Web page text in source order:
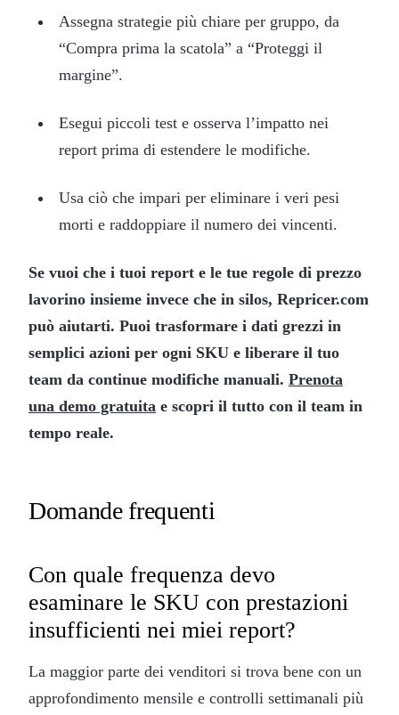
Assegna strategie più chiare per gruppo, da
“Compra prima la scatola” a “Proteggi il
margine”.
Esegui piccoli test e osserva l’impatto nei
report prima di estendere le modifiche.
Usa ciò che impari per eliminare i veri pesi
morti e raddoppiare il numero dei vincenti.
Se vuoi che i tuoi report e le tue regole di prezzo
lavorino insieme invece che in silos, Repricer.com
può aiutarti. Puoi trasformare i dati grezzi in
semplici azioni per ogni SKU e liberare il tuo
team da continue modifiche manuali. Prenota
una demo gratuita e scopri il tutto con il team in
tempo reale.
Domande frequenti
Con quale frequenza devo
esaminare le SKU con prestazioni
insufficienti nei miei report?
La maggior parte dei venditori si trova bene con un
approfondimento mensile e controlli settimanali più